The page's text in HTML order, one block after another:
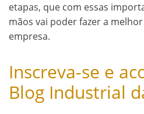
etapas, que com essas
mãos vai poder fazer a
empresa.
Inscreva-se e
Blog Industrial